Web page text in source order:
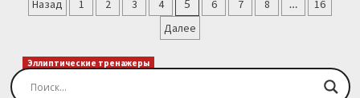
AMMITY
6000
Назад 1 2 3 4 5 6 7 8 …
16
Далее
Эллиптические тренажеры
Эллиптический тренажер EVO FITNESS Orion